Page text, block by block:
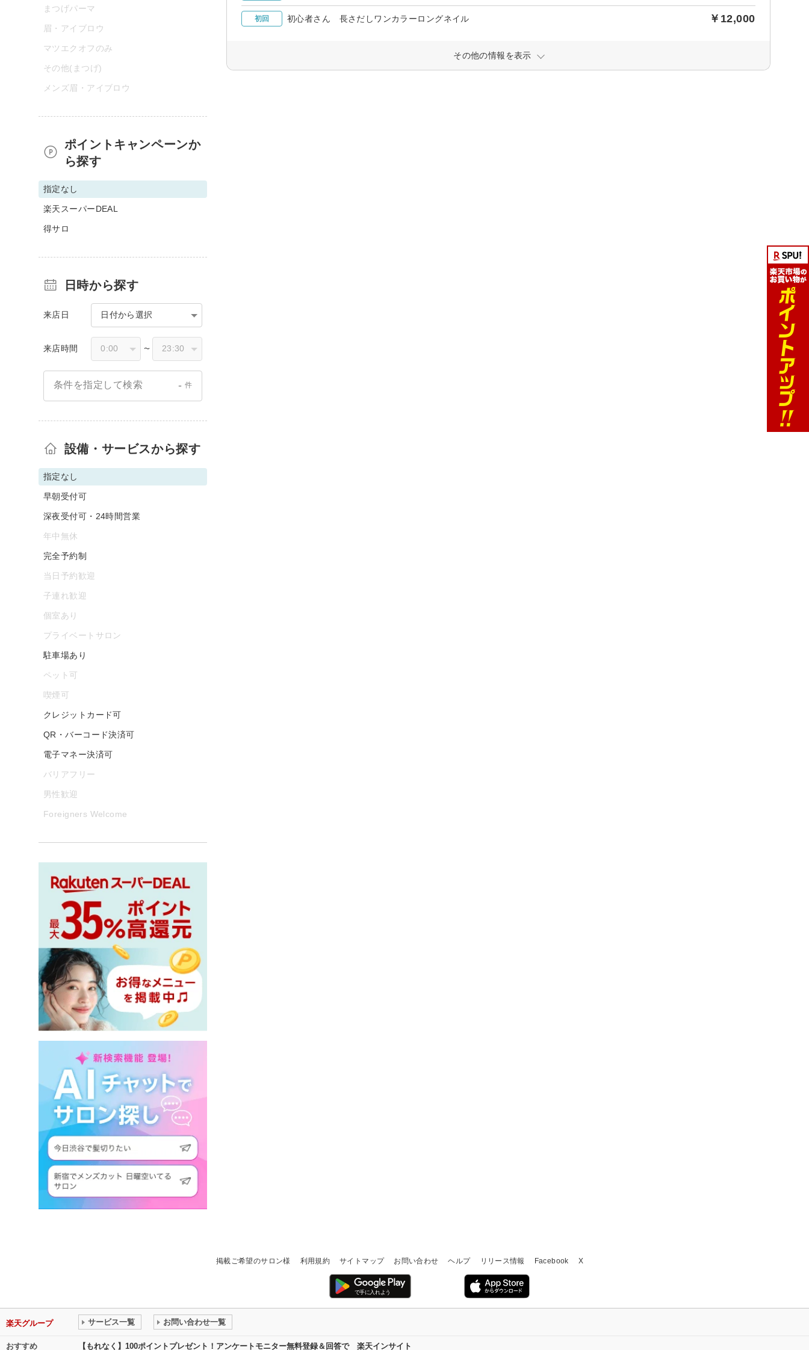
初回 初心者さん 長さだしワンカラーロングネイル ￥12,000
その他の情報を表示
まつげパーマ
眉・アイブロウ
マツエクオフのみ
その他(まつげ)
メンズ眉・アイブロウ
ポイントキャンペーンか
ら探す
指定なし
楽天スーパーDEAL
得サロ
日時から探す
来店日 日付から選択
来店時間 〜
条件を指定して検索 - 件
設備・サービスから探す
指定なし
早朝受付可
深夜受付可・24時間営業
年中無休
完全予約制
当日予約歓迎
子連れ歓迎
個室あり
プライベートサロン
駐車場あり
ペット可
喫煙可
クレジットカード可
QR・バーコード決済可
電子マネー決済可
バリアフリー
男性歓迎
Foreigners Welcome
掲載ご希望のサロン様 利用規約 サイトマップ お問い合わせ ヘルプ リリース情報 Facebook X
楽天グループ サービス一覧 お問い合わせ一覧
おすすめ 【もれなく】100ポイントプレゼント！アンケートモニター無料登録＆回答で 楽天インサイト